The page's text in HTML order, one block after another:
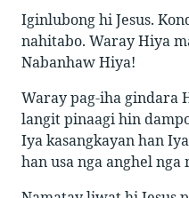
Iginlubong hi Jesus.
nahitabo. Waray Hiya
Nabanhaw Hiya!
Waray pag-iha gindara
langit pinaagi hin
Iya kasangkayan han
han usa nga anghel nga